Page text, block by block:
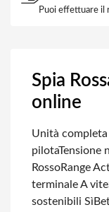
Puoi effettuare il
Spia
online
Unità
pilotaTensione
RossoRange
terminale A vite
sostenibili Sì